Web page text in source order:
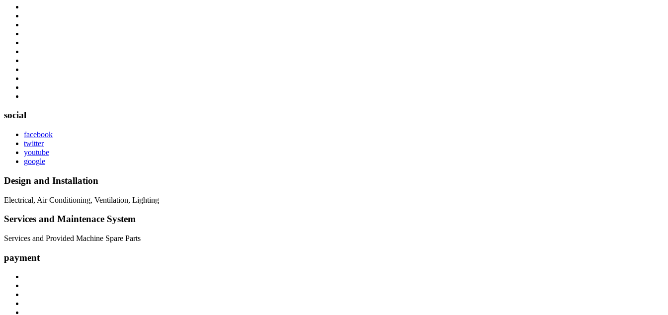
social
facebook
twitter
youtube
google
Design and Installation
Electrical, Air Conditioning, Ventilation, Lighting
Services and Maintenace System
Services and Provided Machine Spare Parts
payment